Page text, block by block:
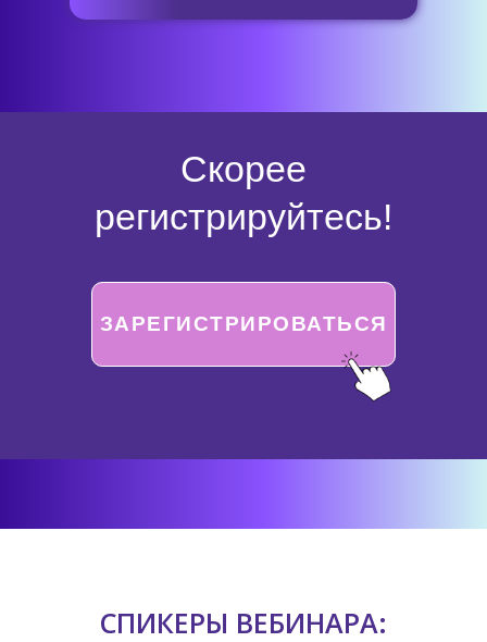
ЗАРЕГИСТРИРОВАТЬСЯ
Скорее
регистрируйтесь!
СПИКЕРЫ ВЕБИНАРА: